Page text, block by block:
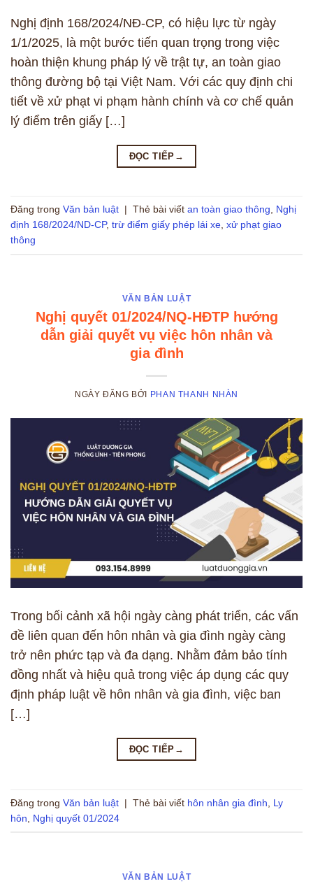
Nghị định 168/2024/NĐ-CP, có hiệu lực từ ngày
1/1/2025, là một bước tiến quan trọng trong việc
hoàn thiện khung pháp lý về trật tự, an toàn giao
thông đường bộ tại Việt Nam. Với các quy định chi
tiết về xử phạt vi phạm hành chính và cơ chế quản
lý điểm trên giấy […]
ĐỌC TIẾP →
Đăng trong Văn bản luật | Thẻ bài viết an toàn giao thông
Nghị
định 168/2024/ND-CP, trừ điểm giấy phép lái xe xử phạt giao
thông
VĂN BẢN LUẬT
Nghị quyết 01/2024/NQ-HĐTP hướng
dẫn giải quyết vụ việc hôn nhân và
gia đình
NGÀY ĐĂNG BỞI PHAN THANH NHÀN
Trong bối cảnh xã hội ngày càng phát triển, các vấn
đề liên quan đến hôn nhân và gia đình ngày càng
trở nên phức tạp và đa dạng. Nhằm đảm bảo tính
đồng nhất và hiệu quả trong việc áp dụng các quy
định pháp luật về hôn nhân và gia đình, việc ban
[…]
ĐỌC TIẾP →
Đăng trong Văn bản luật | Thẻ bài viết hôn nhân gia đình
Ly
hôn
Nghị quyết 01/2024
VĂN BẢN LUẬT